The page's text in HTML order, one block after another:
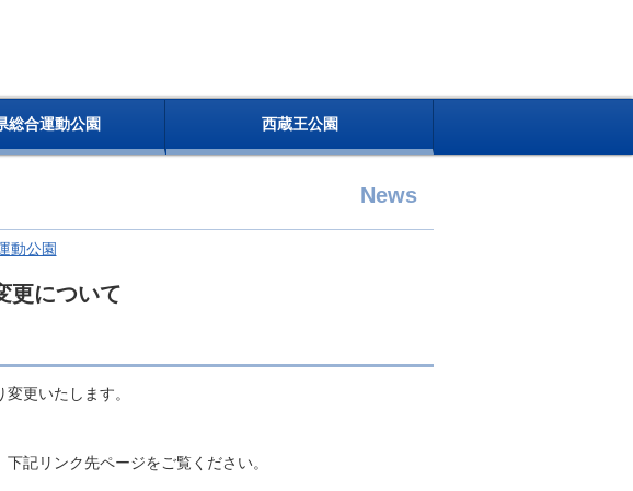
総合運動公園 西蔵王公園
News
動公園
更について
更いたします。
記リンク先ページをご覧ください。